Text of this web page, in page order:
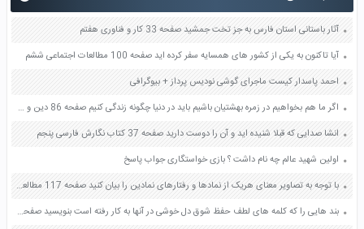
آثار باستانی استان فارس به جز تخت جمشید صفحه 33 کار و فناوری هفتم
آیا تاکنون به یکی از کشور های همسایه سفر کرده اید صفحه 100 مطالعات اجتماعی ششم
احمد پاسدار کیست ماجرای گوشی نودیس پرداز + بیوگرافی
اگر ما هم بخواهیم در زمره بهشتیان باشیم باید در دنیا چگونه زندگی کنیم صفحه 86 دین و زندگی دهم
انشا صدایی که قبلا شنیده اید و آن را دوست دارید صفحه 37 کتاب نگارش فارسی پنجم
اولین شهید عالم چه نام داشت ؟ بازی خواستگاری جواب پاسخ
با توجه به تصاویر معنای هریک از نمادها و رفتارهای نمادین را بیان کنید صفحه 117 مطالعات اجتماعی نهم
بند هایی را که کلمه های لطف حفظ شوق دل خوشی در آنها به کار رفته است بنویسید صفحه 86 کتاب نگارش پنجم